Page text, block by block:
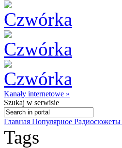
Kanały internetowe »
Szukaj w serwisie
Главная Популярное Радиосюжеты
Tags